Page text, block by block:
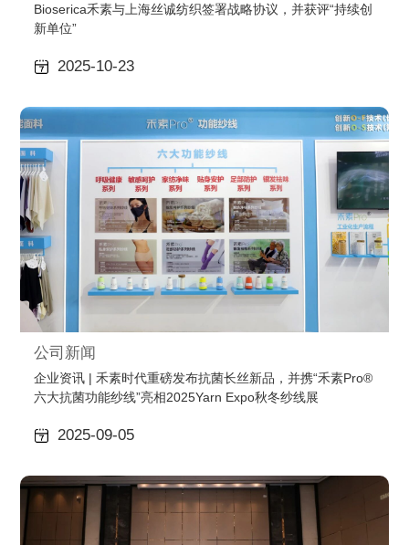
Bioserica禾素与上海丝诚纺织签署战略协议，并获评“持续创
新单位”
2025-10-23
公司新闻
企业资讯 | 禾素时代重磅发布抗菌长丝新品，并携“禾素Pro®
六大抗菌功能纱线”亮相2025Yarn Expo秋冬纱线展
2025-09-05